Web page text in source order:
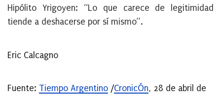
Hipólito Yrigoyen: “Lo que carece de legitimidad
tiende a deshacerse por sí mismo”.
Eric Calcagno
Fuente: Tiempo Argentino /CronicÓn, 28 de abril de